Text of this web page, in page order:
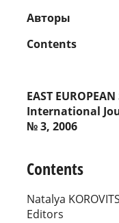
Авторы
Contents
EAST EUROPEAN
International
№ 3, 2006
Contents
Natalya
Editors